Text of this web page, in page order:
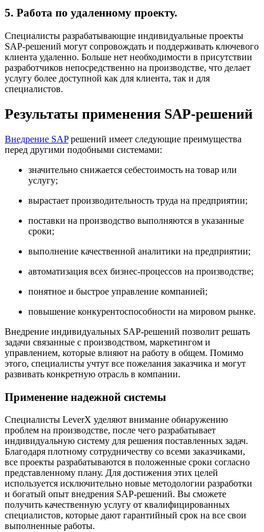
5. Работа по удаленному проекту.
Специалисты разрабатывающие индивидуальные проекты
SAP-решений могут сопровождать и поддерживать ключевого
клиента удаленно. Больше нет необходимости в присутствии
разработчиков непосредственно на производстве, что делает
услугу более доступной как для клиента, так и для
специалистов.
Результаты применения SAP-решений
Внедрение SAPрешений имеет следующие преимущества
перед другими подобными системами:
значительно снижается себестоимость на товар или
услугу;
вырастает производительность труда на предприятии;
поставки на производство выполняются в указанные
сроки;
выполнение качественной аналитики на предприятии;
автоматизация всех бизнес-процессов на производстве;
понятное и быстрое управление компанией;
повышение конкурентоспособности на мировом рынке.
Внедрение индивидуальных SAP-решений позволит решать
задачи связанные с производством, маркетингом и
управлением, которые влияют на работу в общем. Помимо
этого, специалисты учтут все пожелания заказчика и могут
развивать конкретную отрасль в компании.
Применение надежной системы
Специалисты LeverX уделяют внимание обнаружению
проблем на производстве, после чего разрабатывает
индивидуальную систему для решения поставленных задач.
Благодаря плотному сотрудничеству со всеми заказчиками,
все проекты разрабатываются в положенные сроки согласно
представленному плану. Для достижения этих целей
используется исключительно новые методологии разработки
и богатый опыт внедрения SAP-решений. Вы сможете
получить качественную услугу от квалифицированных
специалистов, которые дают гарантийный срок на все свои
выполненные работы.